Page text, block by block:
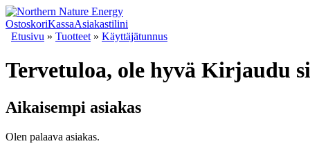
OstoskoriKassaAsiakastilini
Etusivu » Tuotteet » Käyttäjätunnus
Tervetuloa, ole hyvä Kirjaudu
Aikaisempi asiakas
Olen palaava asiakas.